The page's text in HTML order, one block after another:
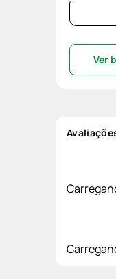
Ver